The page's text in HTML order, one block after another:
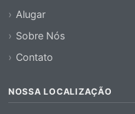
Alugar
Sobre Nós
Contato
NOSSA LOCALIZAÇÃO